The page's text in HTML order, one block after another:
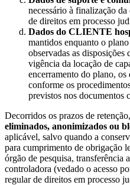
necessário à finalização
de direitos em processo
Dados do CLIENTE
mantidos enquanto o
observadas as disposições
vigência da locação de
encerramento do plano,
conforme os
previstos nos documentos
Decorridos os prazos de
eliminados, anonimizados ou
aplicável, salvo quando a
para cumprimento de obrigação
órgão de pesquisa, transferência
controladora (vedado o acesso
regular de direitos em processo